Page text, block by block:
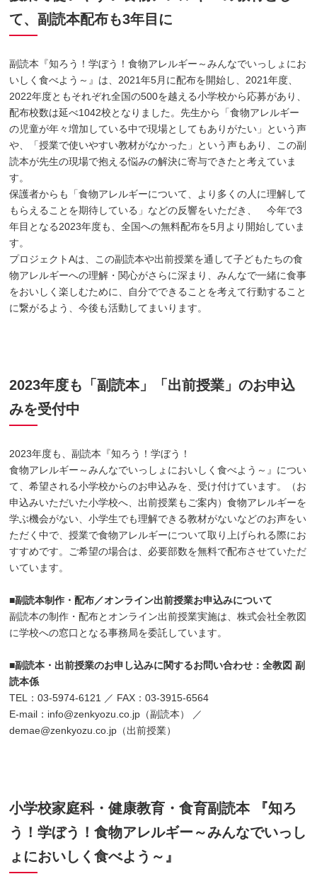
て、副読本配布も3年目に
副読本『知ろう！学ぼう！食物アレルギー～みんなでいっしょにお
いしく食べよう～』は、2021年5月に配布を開始し、2021年度、
2022年度ともそれぞれ全国の500を越える小学校から応募があり、
配布校数は延べ1042校となりました。先生から「食物アレルギー
の児童が年々増加している中で現場としてもありがたい」という声
や、「授業で使いやすい教材がなかった」という声もあり、この副
読本が先生の現場で抱える悩みの解決に寄与できたと考えていま
す。
保護者からも「食物アレルギーについて、より多くの人に理解して
もらえることを期待している」などの反響をいただき、 今年で3
年目となる2023年度も、全国への無料配布を5月より開始していま
す。
プロジェクトAは、この副読本や出前授業を通して子どもたちの食
物アレルギーへの理解・関心がさらに深まり、みんなで一緒に食事
をおいしく楽しむために、自分でできることを考えて行動すること
に繋がるよう、今後も活動してまいります。
2023年度も「副読本」「出前授業」のお申込
みを受付中
2023年度も、副読本『知ろう！学ぼう！
食物アレルギー～みんなでいっしょにおいしく食べよう～』につい
て、希望される小学校からのお申込みを、受け付けています。（お
申込みいただいた小学校へ、出前授業もご案内）食物アレルギーを
学ぶ機会がない、小学生でも理解できる教材がないなどのお声をい
ただく中で、授業で食物アレルギーについて取り上げられる際にお
すすめです。ご希望の場合は、必要部数を無料で配布させていただ
いています。
■副読本制作・配布／オンライン出前授業お申込みについて
副読本の制作・配布とオンライン出前授業実施は、株式会社全教図
に学校への窓口となる事務局を委託しています。
■副読本・出前授業のお申し込みに関するお問い合わせ：全教図 副
読本係
TEL：03-5974-6121 ／ FAX：03-3915-6564
E-mail：info@zenkyozu.co.jp（副読本） ／
demae@zenkyozu.co.jp（出前授業）
小学校家庭科・健康教育・食育副読本 『知ろ
う！学ぼう！食物アレルギー～みんなでいっし
ょにおいしく食べよう～』